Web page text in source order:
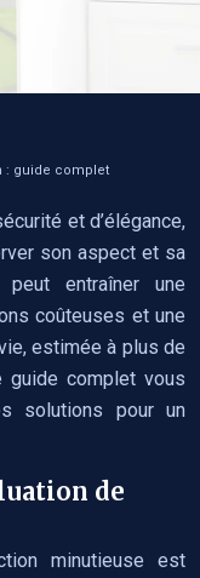
: guide complet
et d’élégance,
son aspect et sa
peut entraîner une
coûteuses et une
estimée à plus de
guide complet vous
solutions pour un
de
minutieuse est